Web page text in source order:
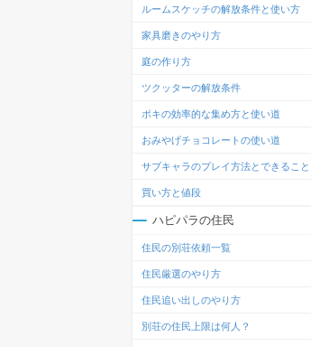
ルームスケッチの解放条件と使い方
家具磨きのやり方
庭の作り方
ツクッターの解放条件
ポキの効率的な集め方と使い道
おみやげチョコレートの使い道
サブキャラのプレイ方法とできること
買い方と値段
ハピパラの住民
住民の別荘依頼一覧
住民厳選のやり方
住民追い出しのやり方
別荘の住民上限は何人？